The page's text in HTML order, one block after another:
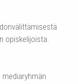
opiskelijoista.